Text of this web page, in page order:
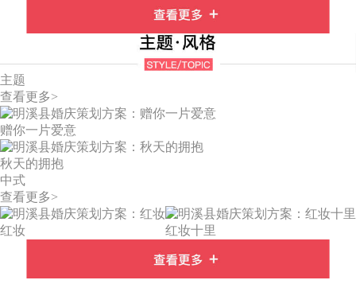
主题
查看更多>
赠你一片爱意
秋天的拥抱
中式
查看更多>
红妆 红妆十里